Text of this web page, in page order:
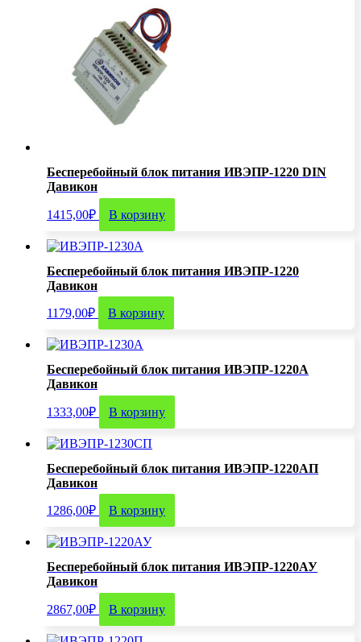
Бесперебойный блок питания ИВЭПР-1220 DIN
Давикон
1415,00₽ В корзину
Бесперебойный блок питания ИВЭПР-1220
Давикон
1179,00₽ В корзину
Бесперебойный блок питания ИВЭПР-1220А
Давикон
1333,00₽ В корзину
Бесперебойный блок питания ИВЭПР-1220АП
Давикон
1286,00₽ В корзину
Бесперебойный блок питания ИВЭПР-1220АУ
Давикон
2867,00₽ В корзину